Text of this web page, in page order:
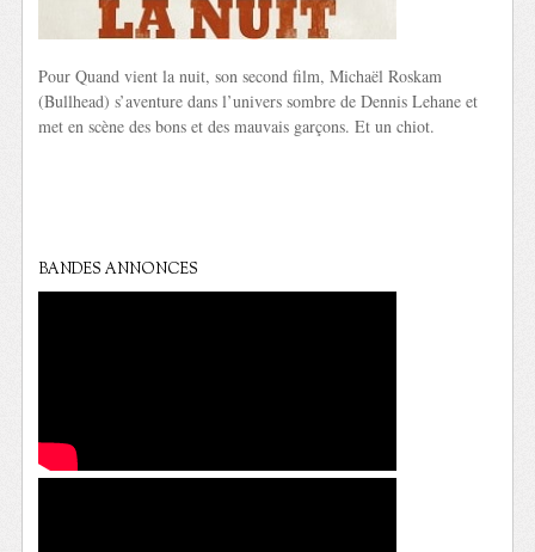
Pour Quand vient la nuit, son second film, Michaël Roskam
(Bullhead) s’aventure dans l’univers sombre de Dennis Lehane et
met en scène des bons et des mauvais garçons. Et un chiot.
BANDES ANNONCES